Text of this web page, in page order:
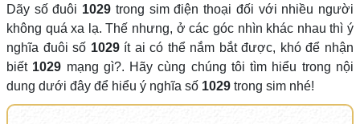
Dãy số đuôi 1029 trong sim điện thoại đối với nhiều người
không quá xa lạ. Thế nhưng, ở các góc nhìn khác nhau thì ý
nghĩa đuôi số 1029ít ai có thể nắm bắt được, khó để nhận
biết 1029 mạng gì?. Hãy cùng chúng tôi tìm hiểu trong nội
dung dưới đây để hiểu ý nghĩa số 1029 trong sim nhé!